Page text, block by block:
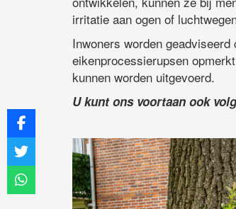
irritatie aan ogen of
Inwoners worden
eikenprocessierupsen
kunnen worden uitgevoerd.
U kunt ons voortaan ook